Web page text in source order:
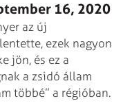
16, 2020
az új
ezek nagyon
jön, és ez a
a zsidó állam
többé” a régióban.